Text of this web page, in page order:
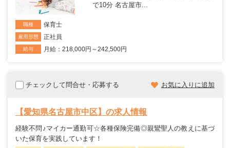
で10分 名古屋市...
職種 保育士
雇用形態 正社員
給与 月給：218,000円～242,500円
チェックして問合せ・応募する お気に入りに追加
【愛知県名古屋市中区】の求人情報
経験不問♪マイカー通勤可☆各種保険完備◎親鸞聖人の教えに基づ
いた保育を実践しています！